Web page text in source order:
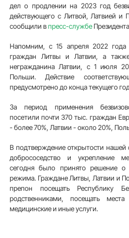
дел о продлении на 2023 год
действующего с Литвой, Латвией
сообщили впресс-службе
Напомним, с 15 апреля 2022
граждан Литвы и Латвии, а
негражданина Латвии, с 1 июля
Польши. Действие
предусмотрено до конца текущего
За период применения
посетили почти 370 тыс. граждан
- более 70%, Латвии - около 20%,
В подтверждение открытости нашей
добрососедство и укрепление
сегодня было принято решение о
режима. Граждане Литвы, Латвии и
препон посещать Республику
родственниками, посещать места
медицинские и иные услуги.